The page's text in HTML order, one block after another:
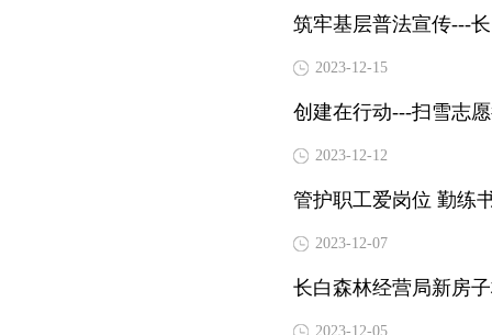
筑牢基层普法宣传---
2023-12-15
创建在行动---扫雪志
2023-12-12
管护职工爱岗位 勤练
2023-12-07
长白森林经营局新房
2023-12-05